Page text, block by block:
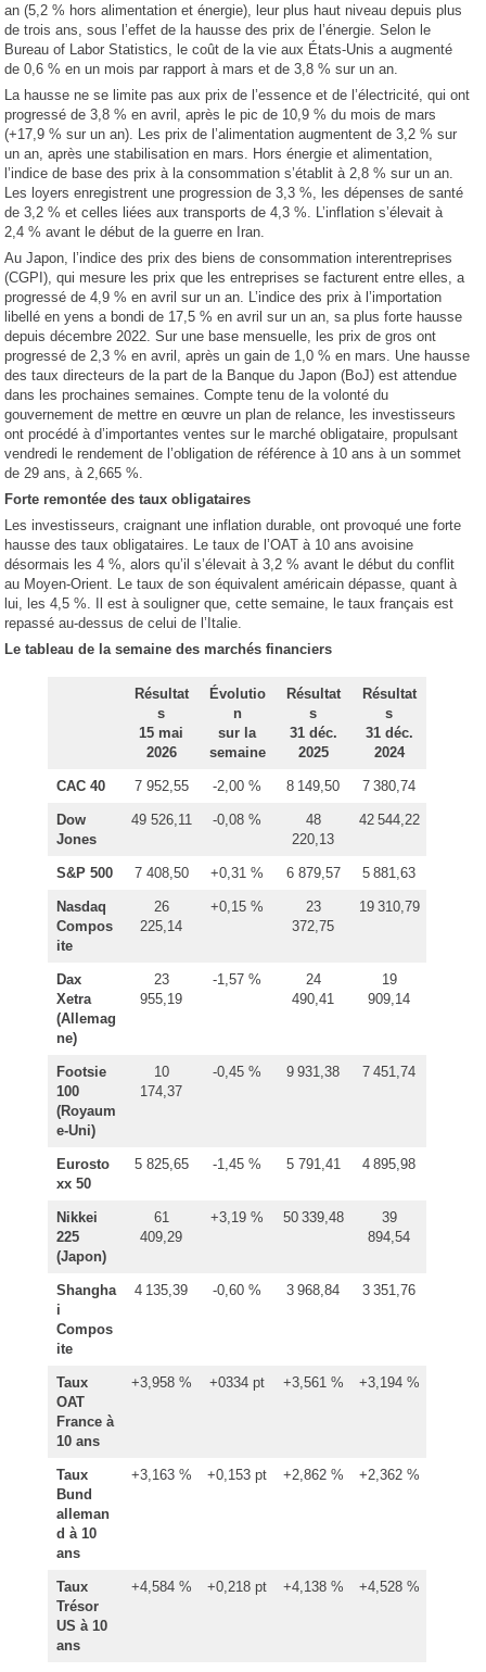
an (5,2 % hors alimentation et énergie), leur plus haut niveau depuis plus
de trois ans, sous l’effet de la hausse des prix de l’énergie. Selon le
Bureau of Labor Statistics, le coût de la vie aux États-Unis a augmenté
de 0,6 % en un mois par rapport à mars et de 3,8 % sur un an.
La hausse ne se limite pas aux prix de l’essence et de l’électricité, qui ont
progressé de 3,8 % en avril, après le pic de 10,9 % du mois de mars
(+17,9 % sur un an). Les prix de l’alimentation augmentent de 3,2 % sur
un an, après une stabilisation en mars. Hors énergie et alimentation,
l’indice de base des prix à la consommation s’établit à 2,8 % sur un an.
Les loyers enregistrent une progression de 3,3 %, les dépenses de santé
de 3,2 % et celles liées aux transports de 4,3 %. L’inflation s’élevait à
2,4 % avant le début de la guerre en Iran.
Au Japon, l’indice des prix des biens de consommation interentreprises
(CGPI), qui mesure les prix que les entreprises se facturent entre elles, a
progressé de 4,9 % en avril sur un an. L’indice des prix à l’importation
libellé en yens a bondi de 17,5 % en avril sur un an, sa plus forte hausse
depuis décembre 2022. Sur une base mensuelle, les prix de gros ont
progressé de 2,3 % en avril, après un gain de 1,0 % en mars. Une hausse
des taux directeurs de la part de la Banque du Japon (BoJ) est attendue
dans les prochaines semaines. Compte tenu de la volonté du
gouvernement de mettre en œuvre un plan de relance, les investisseurs
ont procédé à d’importantes ventes sur le marché obligataire, propulsant
vendredi le rendement de l’obligation de référence à 10 ans à un sommet
de 29 ans, à 2,665 %.
Forte remontée des taux obligataires
Les investisseurs, craignant une inflation durable, ont provoqué une forte
hausse des taux obligataires. Le taux de l’OAT à 10 ans avoisine
désormais les 4 %, alors qu’il s’élevait à 3,2 % avant le début du conflit
au Moyen-Orient. Le taux de son équivalent américain dépasse, quant à
lui, les 4,5 %. Il est à souligner que, cette semaine, le taux français est
repassé au-dessus de celui de l’Italie.
Le tableau de la semaine des marchés financiers
Résultat
s
15 mai
2026
Évolutio
n
sur la
semaine
Résultat
s
31 déc.
2025
Résultat
s
31 déc.
2024
CAC 40 7 952,55 -2,00 % 8 149,50 7 380,74
Dow
Jones
49 526,11 -0,08 %
48
220,13
42 544,22
S&P 500 7 408,50 +0,31 % 6 879,57 5 881,63
Nasdaq
Compos
ite
26
225,14
+0,15 %
23
372,75
19 310,79
Dax
Xetra
(Allemag
ne)
23
955,19
-1,57 %
24
490,41
19
909,14
Footsie
100
(Royaum
e-Uni)
10
174,37
-0,45 % 9 931,38 7 451,74
Eurosto
xx 50
5 825,65 -1,45 % 5 791,41 4 895,98
Nikkei
225
(Japon)
61
409,29
+3,19 % 50 339,48
39
894,54
Shangha
i
Compos
ite
4 135,39 -0,60 % 3 968,84 3 351,76
Taux
OAT
France à
10 ans
+3,958 % +0334 pt +3,561 % +3,194 %
Taux
Bund
alleman
d à 10
ans
+3,163 % +0,153 pt +2,862 % +2,362 %
Taux
Trésor
US à 10
ans
+4,584 % +0,218 pt +4,138 % +4,528 %